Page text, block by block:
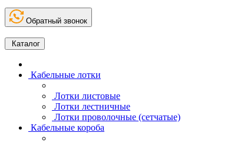
Обратный звонок
Каталог
Кабельные лотки
Лотки листовые
Лотки лестничные
Лотки проволочные (сетчатые)
Кабельные короба